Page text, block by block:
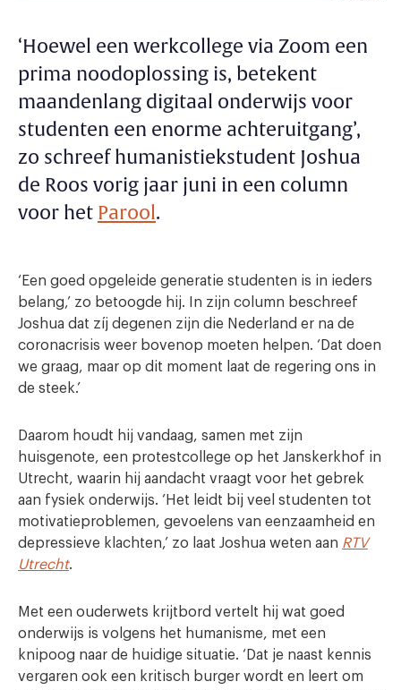
‘Hoewel een werkcollege via Zoom een
prima noodoplossing is, betekent
maandenlang digitaal onderwijs voor
studenten een enorme achteruitgang’,
zo schreef humanistiekstudent Joshua
de Roos vorig jaar juni in een column
voor het Parool.
‘Een goed opgeleide generatie studenten is in ieders
belang,’ zo betoogde hij. In zijn column beschreef
Joshua dat zíj degenen zijn die Nederland er na de
coronacrisis weer bovenop moeten helpen. ‘Dat doen
we graag, maar op dit moment laat de regering ons in
de steek.’
Daarom houdt hij vandaag, samen met zijn
huisgenote, een protestcollege op het Janskerkhof in
Utrecht, waarin hij aandacht vraagt voor het gebrek
aan fysiek onderwijs. ‘Het leidt bij veel studenten tot
motivatieproblemen, gevoelens van eenzaamheid en
depressieve klachten,’ zo laat Joshua weten aan RTV
Utrecht.
Met een ouderwets krijtbord vertelt hij wat goed
onderwijs is volgens het humanisme, met een
knipoog naar de huidige situatie. ‘Dat je naast kennis
vergaren ook een kritisch burger wordt en leert om